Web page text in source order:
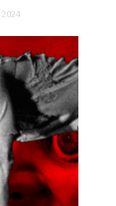
2024